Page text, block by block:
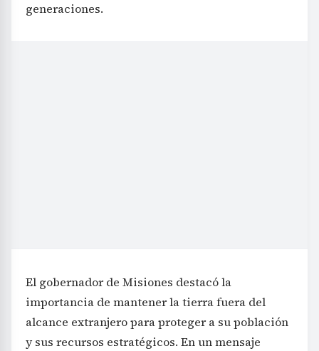
generaciones.
El gobernador de Misiones destacó la
importancia de mantener la tierra fuera del
alcance extranjero para proteger a su población
y sus recursos estratégicos. En un mensaje